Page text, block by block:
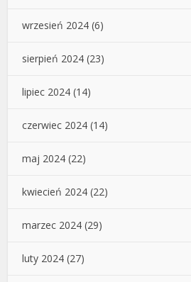
wrzesień 2024 (6)
sierpień 2024 (23)
lipiec 2024 (14)
czerwiec 2024 (14)
maj 2024 (22)
kwiecień 2024 (22)
marzec 2024 (29)
luty 2024 (27)